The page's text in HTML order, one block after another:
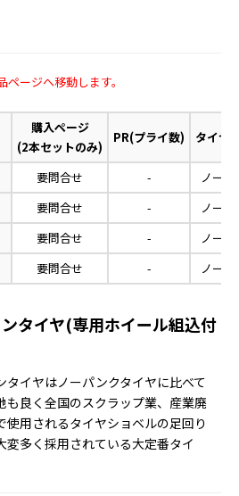
ージへ移動します。
購入ページ
(2本セットのみ)
PR(プライ数) タイヤ
要問合せ -
ノー
要問合せ -
ノー
要問合せ -
ノー
要問合せ - ノー
タイヤ(専用ホイール組込付
タイヤはノーパンクタイヤに比べて
も良く全国のスクラップ業、産業廃
使用されるタイヤショベルの足回り
変多く採用されている大定番タイ